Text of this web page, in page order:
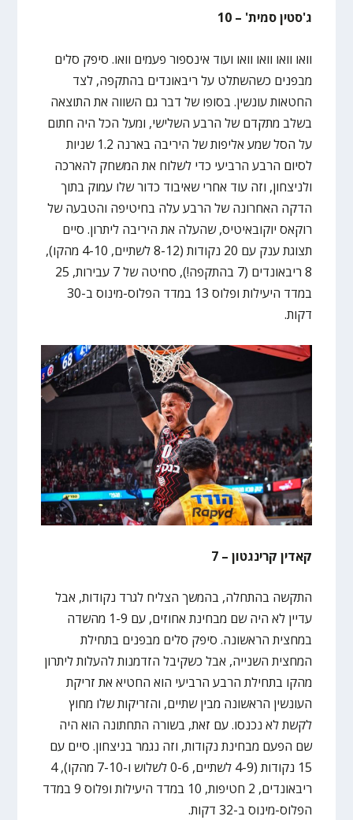
ג'סטין סמית' – 10
וואו וואו וואו וואו ועוד אינספור פעמים וואו. סיפק סלים
מבפנים כשהשתלט על ריבאונדים בהתקפה, לצד
החטאות עונשין. בסופו של דבר גם השווה את התוצאה
בשלב מתקדם של הרבע השלישי, ומעל הכל היה חתום
על הסל שמע אליפות של היריבה בארנה 1.2 שניות
לסיום הרבע הרביעי כדי לשלוח את המשחק להארכה
ולניצחון, וזה עוד אחרי שאיבוד כדור שלו עמוק בתוך
הדקה האחרונה של הרבע עלה בחיטיפה והטבעה של
רוקאס יוקובאיטיס, שהעלה את היריבה ליתרון. סיים
תצוגת ענק עם 20 נקודות (8-12 לשתיים, 4-10 מהקו),
8 ריבאונדים (7 בהתקפה!), סחיטה של 7 עבירות, 25
במדד היעילות ופלוס 13 במדד הפלוס-מינוס ב-30
דקות.
קאדין קרינגטון – 7
התקשה בהתחלה, בהמשך הצליח לגרד נקודות, אבל
עדיין לא היה שם מבחינת אחוזים, עם 1-9 מהשדה
במחצית הראשונה. סיפק סלים מבפנים בתחילת
המחצית השנייה, אבל כשקיבל הזדמנות להעלות ליתרון
מהקו בתחילת הרבע הרביעי הוא החטיא את זריקת
העונשין הראשונה מבין שתיים, והזריקות שלו מחוץ
לקשת לא נכנסו. עם זאת, בשורה התחתונה הוא היה
שם הפעם מבחינת נקודות, וזה נגמר בניצחון. סיים עם
15 נקודות (4-9 לשתיים, 0-6 לשלוש ו-7-10 מהקו), 4
ריבאונדים, 2 חטיפות, 10 במדד היעילות ופלוס 9 במדד
הפלוס-מינוס ב-32 דקות.